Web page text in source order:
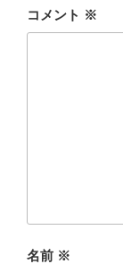
コメント ※
名前 ※